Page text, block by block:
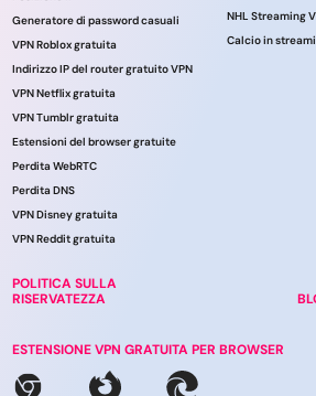
Generatore di password casuali
VPN Roblox gratuita
Indirizzo IP del router gratuito VPN
VPN Netflix gratuita
VPN Tumblr gratuita
Estensioni del browser gratuite
Perdita WebRTC
Perdita DNS
VPN Disney gratuita
VPN Reddit gratuita
POLITICA SULLA
RISERVATEZZA
NHL Streaming
Calcio in
ESTENSIONE VPN GRATUITA PER BROWSER